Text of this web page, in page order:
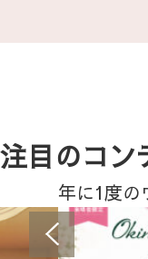
注目のコン
年に1度の